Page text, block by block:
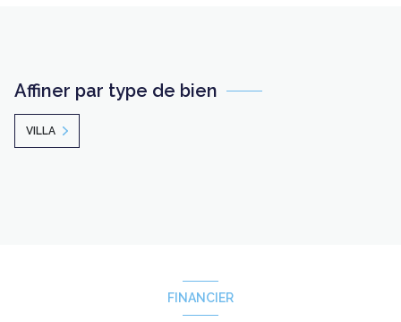
Affiner par type de bien
VILLA
FINANCIER